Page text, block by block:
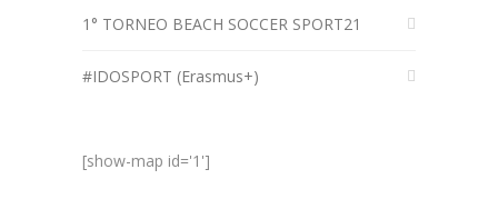
1° TORNEO BEACH SOCCER SPORT21
#IDOSPORT (Erasmus+)
[show-map id='1']